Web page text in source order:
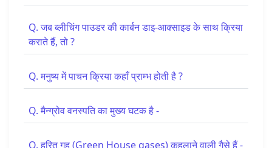
Q. जब ब्लीचिंग पाउडर की कार्बन डाइ-आक्साइड के साथ क्रिया
कराते हैं, तो ?
Q. मनुष्य में पाचन क्रिया कहाँ प्राम्भ होती है ?
Q. मैन्ग्रोव वनस्पति का मुख्य घटक है -
Q. हरित गृह (Green House gases) कहलाने वाली गैसे हैं -